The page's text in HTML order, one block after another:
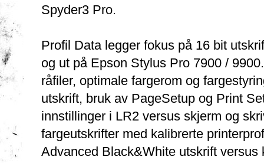
Spyder3 Pro.
Profil Data legger fokus på 16 bit
og ut på Epson Stylus Pro 7900 /
råfiler, optimale fargerom og
utskrift, bruk av PageSetup og Print
innstillinger i LR2 versus skjerm og
fargeutskrifter med kalibrerte
Advanced Black&White utskrift versus